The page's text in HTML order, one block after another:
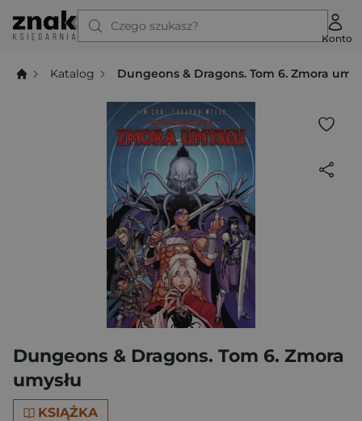
Czego szukasz?
Konto
Katalog Dungeons & Dragons. Tom 6. Zmora
Dungeons & Dragons. Tom 6. Zmora
umysłu
KSIĄŻKA